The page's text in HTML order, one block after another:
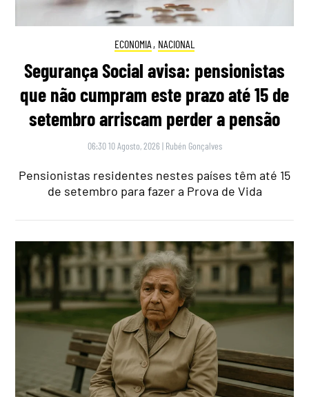
ECONOMIA , NACIONAL
Segurança Social avisa: pensionistas
que não cumpram este prazo até 15 de
setembro arriscam perder a pensão
06:30 10 Agosto, 2026 | Rubén Gonçalves
Pensionistas residentes nestes países têm até 15
de setembro para fazer a Prova de Vida